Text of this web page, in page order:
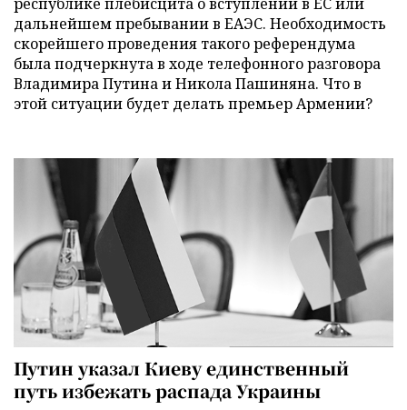
дальнейшем пребывании в ЕАЭС. Необходимость
скорейшего проведения такого референдума
была подчеркнута в ходе телефонного разговора
Владимира Путина и Никола Пашиняна. Что в
этой ситуации будет делать премьер Армении?
Путин указал Киеву единственный
путь избежать распада Украины